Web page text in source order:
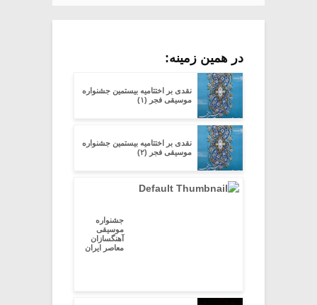
در همین زمینه:
نقدی بر اختتامیه بیستمین جشنواره
موسیقی فجر (۱)
نقدی بر اختتامیه بیستمین جشنواره
موسیقی فجر (۲)
جشنواره
موسیقی
آهنگسازان
معاصر ایران